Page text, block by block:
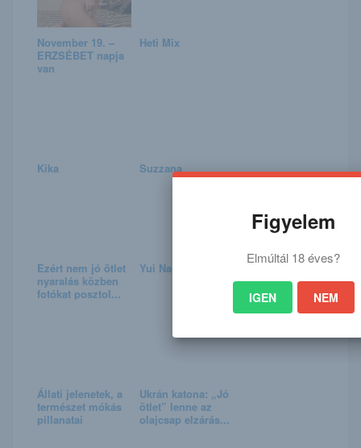
November 19. –
ERZSÉBET napja
van
Heti Mix
Kika Suzzana
Ezért nem jó ötlet
nyaralás közben
fotókat posztol...
Yui Nagusako
Állati jelenetek, a
természet mókás
pillanatai
Ukrán katona: „Jó
ötlet” lenne az
olajcsap elzárás...
Figyelem
Elmúltál 18 éves?
IGEN NEM